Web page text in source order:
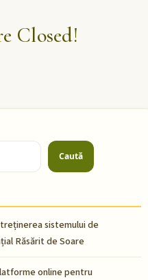
Closed!
Caută
sistemului de
Răsărit de Soare
online pentru